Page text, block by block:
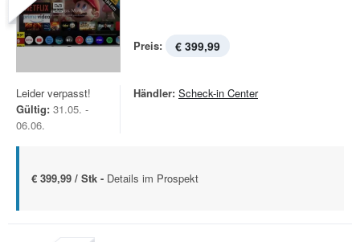
Preis: € 399,99
Leider verpasst!
Gültig: 31.05. -
06.06.
Händler: Scheck-in Center
€ 399,99 / Stk - Details im Prospekt